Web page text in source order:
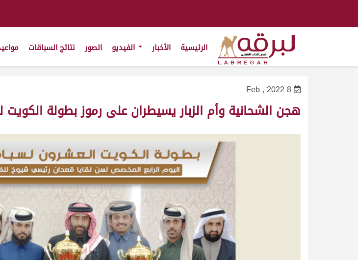
الرئيسية الأخبار الصور نتائج السباقات
8 Feb , 2022
هجن الشحانية وأم الزبار يسيطران على رموز بطولة